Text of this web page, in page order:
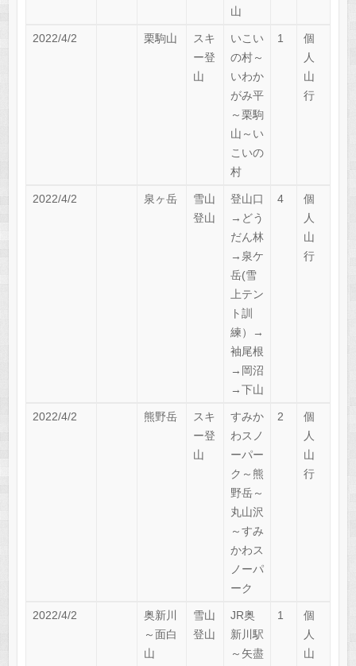
山
2022/4/2 栗駒山
スキ
ー登
山
いこい
の村～
いわか
がみ平
～栗駒
山～い
こいの
村
1
個
人
山
行
2022/4/2 泉ヶ岳
雪山
登山
登山口
→どう
だん林
→泉ケ
岳(雪
上テン
ト訓
練）→
袖尾根
→岡沼
→下山
4
個
人
山
行
2022/4/2 熊野岳
スキ
ー登
山
すみか
わスノ
ーパー
ク～熊
野岳～
丸山沢
～すみ
かわス
ノーパ
ーク
2
個
人
山
行
2022/4/2
奥新川
～面白
山
雪山
登山
JR奥
新川駅
～矢盡
1
個
人
山